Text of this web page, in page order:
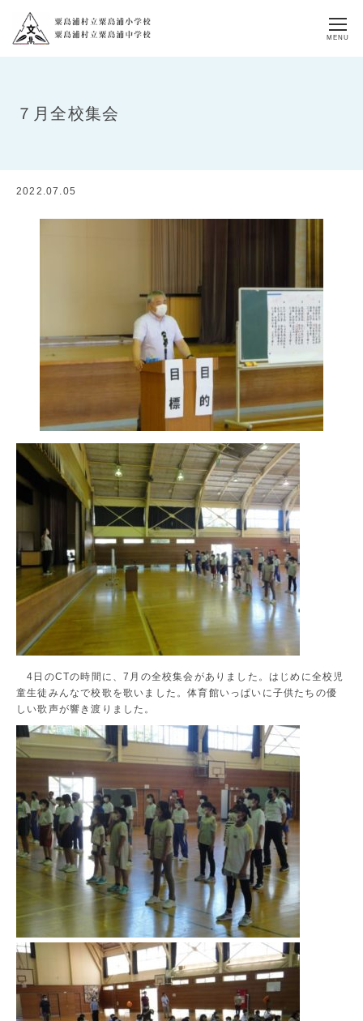
MENU
７月全校集会
2022.07.05
4日のCTの時間に、7月の全校集会がありました。はじめに全校児
童生徒みんなで校歌を歌いました。体育館いっぱいに子供たちの優
しい歌声が響き渡りました。